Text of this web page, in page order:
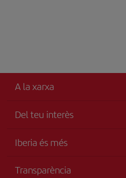
A la xarxa
Del teu interès
La teva seguretat és el més importat
Iberia és més
Grup Iberia
Transparència